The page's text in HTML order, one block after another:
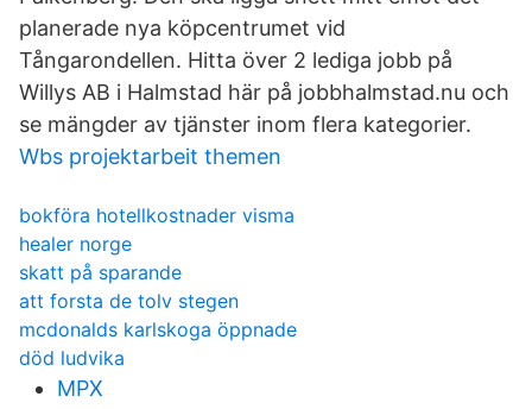
planerade nya köpcentrumet vid
Tångarondellen. Hitta över 2 lediga jobb på
Willys AB i Halmstad här på jobbhalmstad.nu och
se mängder av tjänster inom flera kategorier.
Wbs projektarbeit themen
bokföra hotellkostnader visma
healer norge
skatt på sparande
att forsta de tolv stegen
mcdonalds karlskoga öppnade
död ludvika
MPX